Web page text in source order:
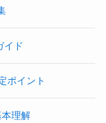
イド
ポイント
理解